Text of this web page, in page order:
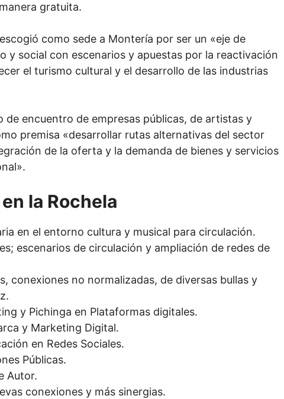
gratuita.
como sede a Montería por ser un «eje de
y social con escenarios y apuestas por la reactivación
el turismo cultural y el desarrollo de las industrias
de encuentro de empresas públicas, de artistas y
premisa «desarrollar rutas alternativas del sector
de la oferta y la demanda de bienes y servicios
la Rochela
en el entorno cultura y musical para circulación.
escenarios de circulación y ampliación de redes de
conexiones no normalizadas, de diversas bullas y
y Pichinga en Plataformas digitales.
y Marketing Digital.
en Redes Sociales.
Públicas.
Autor.
conexiones y más sinergias.